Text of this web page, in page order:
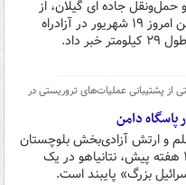
حمل‌ونقل جاده ای گیلان، از
ترافیک فوق سنگین امروز ۱۹ شهریور در آزادراه
داد.
از پشتیبانی عملیات‌های تروریستی در
پاسگاه دامن
و ارتش آزادی‌بخش بلوچستان
همه هاگانای اسرائیل محسوب می‌شوند. ۳ هفته پیش، نتانیاهو در یک
بزرگ» پایبند است.